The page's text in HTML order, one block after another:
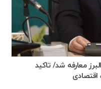
معارفه شد/ تاکید